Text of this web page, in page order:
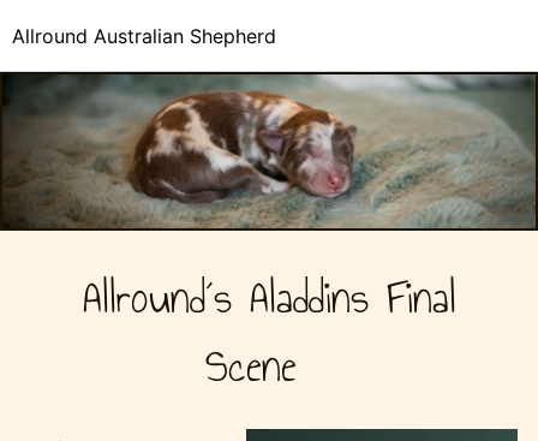
Allround´s Aladdins Final
Scene
Allround Australian Shepherd